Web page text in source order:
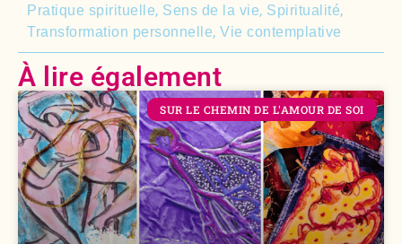
Pratique spirituelle, Sens de la vie, Spiritualité,
Transformation personnelle, Vie contemplative
À lire également
SUR LE CHEMIN DE L'AMOUR DE SOI